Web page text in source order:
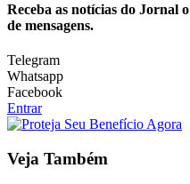
Receba as notícias do Jornal
de mensagens.
Telegram
Whatsapp
Facebook
Entrar
Veja Também